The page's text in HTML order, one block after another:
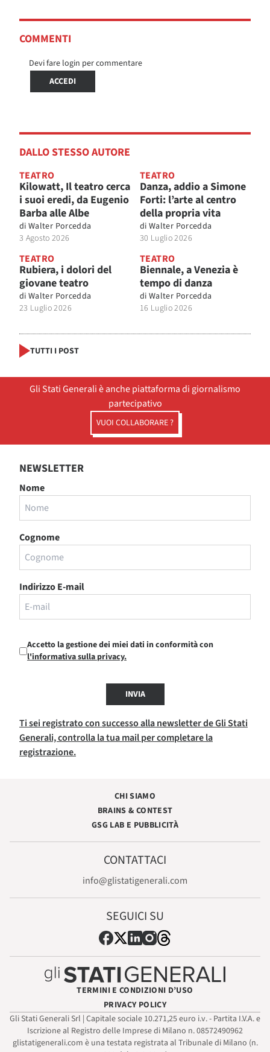
COMMENTI
Devi fare login per commentare
ACCEDI
DALLO STESSO AUTORE
TEATRO
Kilowatt, Il teatro cerca
i suoi eredi, da Eugenio
Barba alle Albe
di Walter Porcedda
3 Agosto 2026
TEATRO
Danza, addio a Simone
Forti: l’arte al centro
della propria vita
di Walter Porcedda
30 Luglio 2026
TEATRO
Rubiera, i dolori del
giovane teatro
di Walter Porcedda
23 Luglio 2026
TEATRO
Biennale, a Venezia è
tempo di danza
di Walter Porcedda
16 Luglio 2026
TUTTI I POST
Gli Stati Generali è anche piattaforma di giornalismo
partecipativo
VUOI COLLABORARE ?
NEWSLETTER
Nome
Cognome
Indirizzo E-mail
Accetto la gestione dei miei dati in conformità con
l'informativa sulla privacy.
INVIA
Ti sei registrato con successo alla newsletter de Gli Stati
Generali, controlla la tua mail per completare la
registrazione.
CHI SIAMO
BRAINS & CONTEST
GSG LAB E PUBBLICITÀ
CONTATTACI
info@glistatigenerali.com
SEGUICI SU
TERMINI E CONDIZIONI D’USO
PRIVACY POLICY
Gli Stati Generali Srl | Capitale sociale 10.271,25 euro i.v. - Partita I.V.A. e
Iscrizione al Registro delle Imprese di Milano n. 08572490962
glistatigenerali.com è una testata registrata al Tribunale di Milano (n.